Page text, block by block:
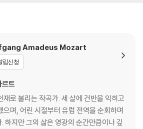
예술의전당 콘서트홀
광주 유스퀘어문화관 금호아트홀
해 문화의전당
수 있습니다.
Amadeus Mozart
림신청
트
로 불리는 작곡가. 세 살에 건반을 익히고
으며, 어린 시절부터 유럽 전역을 순회하며
하지만 그의 삶은 영광의 순간만큼이나 깊